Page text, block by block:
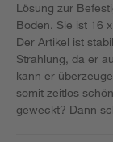
Lösung zur
Boden. Sie ist 16
Der Artikel ist
Strahlung, da er
kann er
somit zeitlos
geweckt? Dann